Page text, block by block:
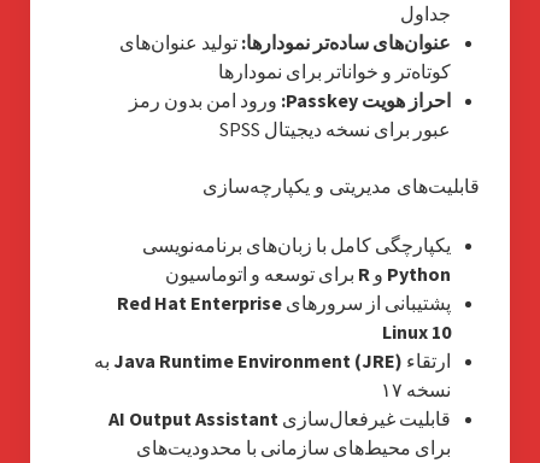
جداول
عنوان‌های ساده‌تر نمودارها: تولید عنوان‌های
کوتاه‌تر و خوانا‌تر برای نمودارها
احراز هویت Passkey:
ورود امن بدون رمز
عبور برای نسخه دیجیتال SPSS
قابلیت‌های مدیریتی و یکپارچه‌سازی
یکپارچگی کامل با زبان‌های برنامه‌نویسی
Python و R برای توسعه و اتوماسیون
پشتیبانی از سرورهای Red Hat Enterprise
Linux 10
ارتقاء Java Runtime Environment (JRE)به
نسخه ۱۷
قابلیت غیرفعال‌سازی AI Output Assistant
برای محیط‌های سازمانی با محدودیت‌های